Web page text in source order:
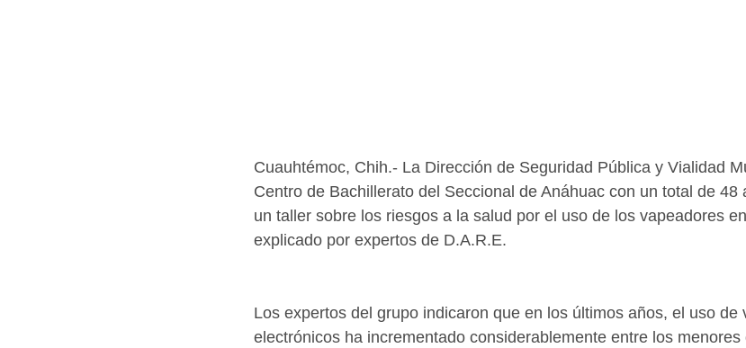
Cuauhtémoc, Chih.- La Dirección de Seguridad Pública y Vialidad
Centro de Bachillerato del Seccional de Anáhuac con un total de 48
un taller sobre los riesgos a la salud por el uso de los vapeadores
explicado por expertos de D.A.R.E.
Los expertos del grupo indicaron que en los últimos años, el uso de
electrónicos ha incrementado considerablemente entre los menores